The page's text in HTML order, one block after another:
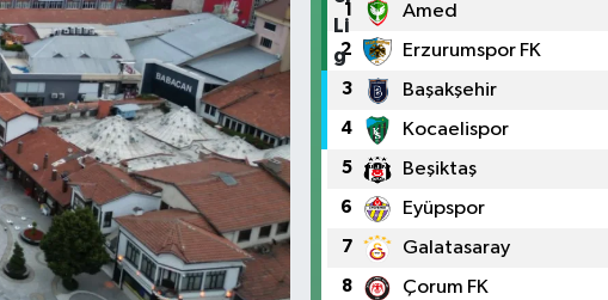
1 Amed
2 Erzurumspor FK
3 Başakşehir
4 Kocaelispor
5 Beşiktaş
6 Eyüpspor
7 Galatasaray
8 Çorum FK